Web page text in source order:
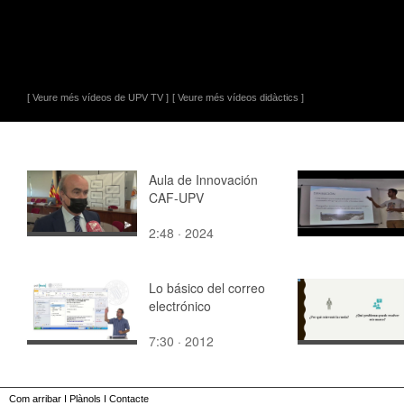
[ Veure més vídeos de UPV TV ] [ Veure més vídeos didàctics ]
Aula de Innovación
CAF-UPV
2:48 · 2024
Lo básico del correo
electrónico
7:30 · 2012
Com arribar I Plànols I Contacte